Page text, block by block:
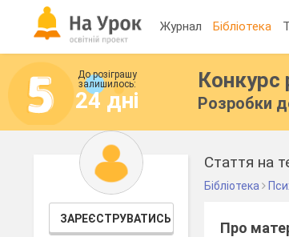
Журнал Бібліотека
До розіграшу
залишилось:
24 дні
Конкурс
Розробки
ЗАРЕЄСТРУВАТИСЬ
Стаття на
Бібліотека
Про